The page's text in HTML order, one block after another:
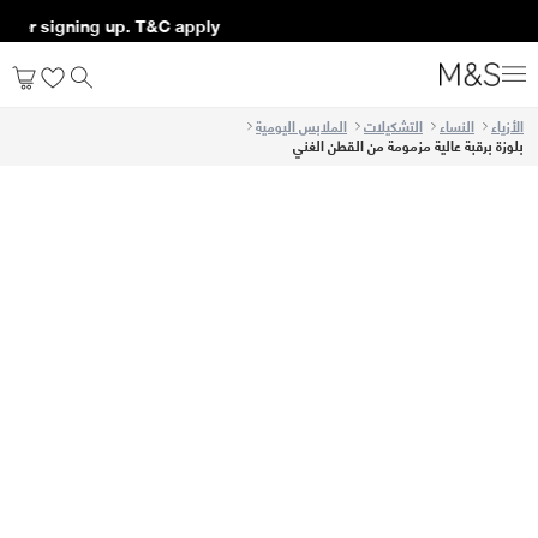
signing up. T&C apply*
الأزياء النساء التشكيلات الملابس اليومية
بلوزة برقبة عالية مزمومة من القطن الغني